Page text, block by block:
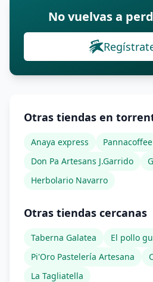
No vuelvas a
Otras tiendas en
Anaya express
Pannacoffee
Don Pa Artesans J.Garrido
Herbolario Navarro
Otras tiendas cercanas
Taberna Galatea
El pollo
Pi'Oro Pastelería Artesana
La Tagliatella